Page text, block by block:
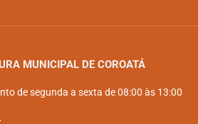
MUNICIPAL DE COROATÁ
de segunda a sexta de 08:00 às 13:00